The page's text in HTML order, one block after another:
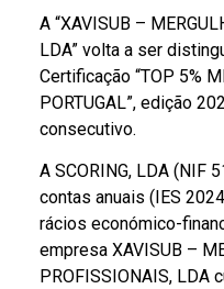
A “XAVISUB –
LDA” volta a ser
Certificação “TOP 5%
PORTUGAL”, edição
consecutivo.
A SCORING, LDA (NIF
contas anuais (IES
rácios económico-
empresa XAVISUB –
PROFISSIONAIS, LDA